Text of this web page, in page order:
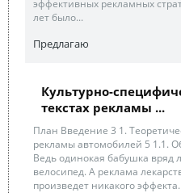
эффективных рекламных
лет было...
Предлагаю
Культурно-
текстах рекламы ...
План Введение 3 1.
рекламы автомобилей 5 1.1.
Ведь одинокая бабушка вряд
велосипед. А реклама
произведет никакого